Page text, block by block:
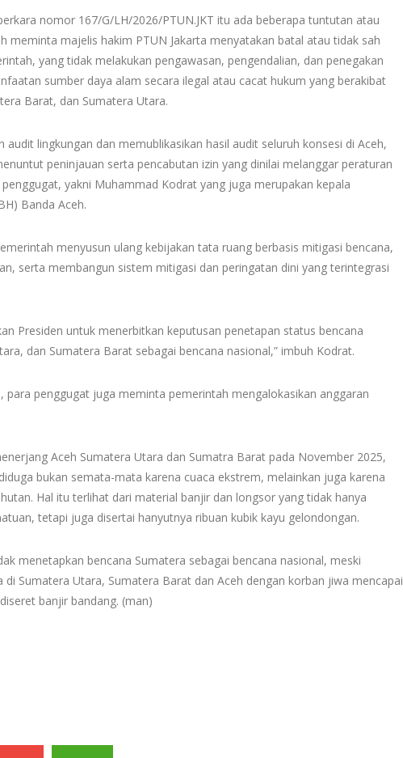
nomor 167/G/LH/2026/PTUN.JKT itu ada beberapa tuntutan atau
meminta majelis hakim PTUN Jakarta menyatakan batal atau tidak sah
yang tidak melakukan pengawasan, pengendalian, dan penegakan
sumber daya alam secara ilegal atau cacat hukum yang berakibat
Barat, dan Sumatera Utara.
lingkungan dan memublikasikan hasil audit seluruh konsesi di Aceh,
peninjauan serta pencabutan izin yang dinilai melanggar peraturan
yakni Muhammad Kodrat yang juga merupakan kepala
Banda Aceh.
menyusun ulang kebijakan tata ruang berbasis mitigasi bencana,
serta membangun sistem mitigasi dan peringatan dini yang terintegrasi
Presiden untuk menerbitkan keputusan penetapan status bencana
dan Sumatera Barat sebagai bencana nasional,” imbuh Kodrat.
para penggugat juga meminta pemerintah mengalokasikan anggaran
Aceh Sumatera Utara dan Sumatra Barat pada November 2025,
bukan semata-mata karena cuaca ekstrem, melainkan juga karena
Hal itu terlihat dari material banjir dan longsor yang tidak hanya
tetapi juga disertai hanyutnya ribuan kubik kayu gelondongan.
menetapkan bencana Sumatera sebagai bencana nasional, meski
Sumatera Utara, Sumatera Barat dan Aceh dengan korban jiwa mencapai
banjir bandang. (man)